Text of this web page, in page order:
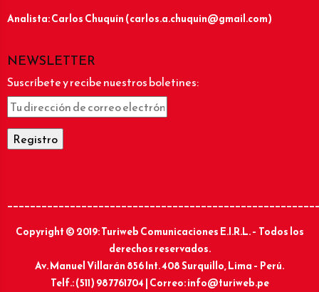
Analista: Carlos Chuquín (carlos.a.chuquin@gmail.com)
NEWSLETTER
Suscríbete y recibe nuestros boletines:
Copyright © 2019: Turiweb Comunicaciones E.I.R.L. – Todos los
derechos reservados.
Av. Manuel Villarán 856 Int. 408 Surquillo, Lima – Perú.
Telf.: (511) 987761704 | Correo: info@turiweb.pe